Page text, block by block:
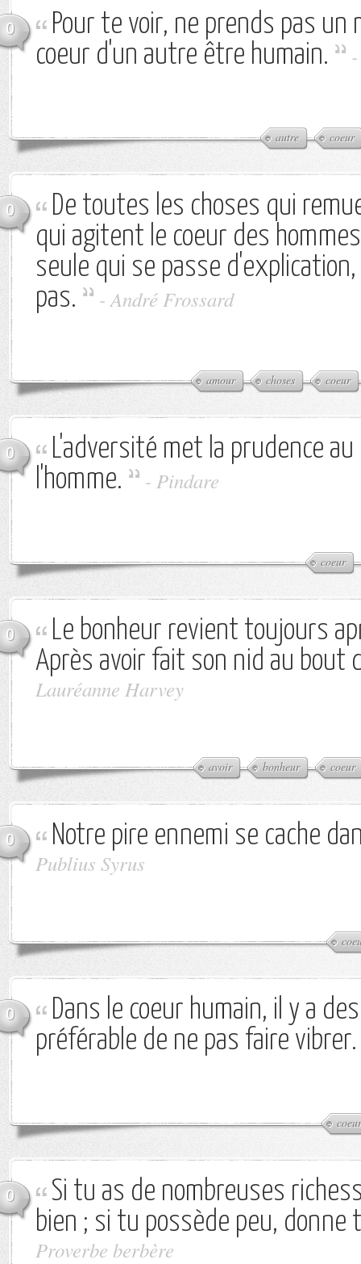
0
Pour te voir, ne prends pas un
coeur d'un autre être humain.
autre coeur
0
De toutes les choses qui
qui agitent le coeur des
seule qui se passe
pas.
-André Frossard
amour choses coeur
0
L'adversité met la prudence au
l'homme.
- Pindare
coeur
0
Le bonheur revient toujours
Après avoir fait son nid au bout
Lauréanne Harvey
avoir bonheur coeur
0 Notre pire ennemi se cache
Publius Syrus
0
Dans le coeur humain, il y a
préférable de ne pas faire vibrer.
coeur
0
Si tu as de nombreuses
bien ; si tu possède peu, donne
Proverbe berbère